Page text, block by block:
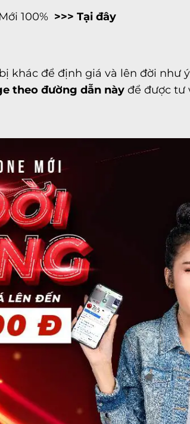
100% >>> Tại đây
khác để định giá và lên đời như
theo đường dẫn này để được tư